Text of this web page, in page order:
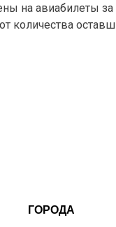
на авиабилеты
количества
ГОРОДА